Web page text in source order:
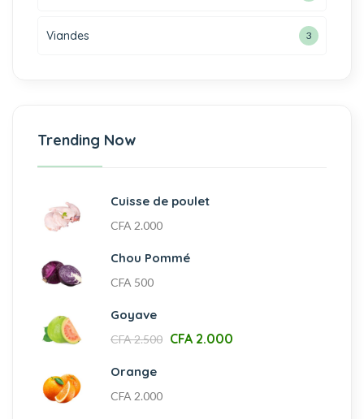
Viandes 3
Trending Now
Cuisse de poulet
CFA 2.000
Chou Pommé
CFA 500
Goyave
CFA2.500 CFA 2.000
Orange
CFA 2.000